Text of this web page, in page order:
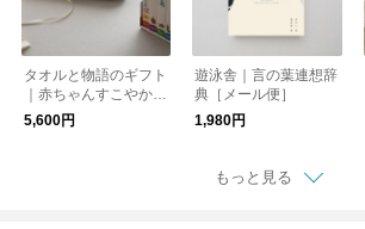
タオルと物語のギフト
｜赤ちゃんすこやかお
祝いセット（ラッピン
グ・ポストカード付）
5,600円
遊泳舎｜言の葉連想辞
典［メール便］
1,980円
もっと見る